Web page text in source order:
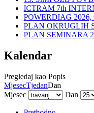
ICTRAM 7th
POWERDIAG 2026,
PLAN OKRUGLIH
PLAN SEMINARA
Kalendar
Pregledaj kao Popis
MjesecTjedanDan
Mjesec
Dan